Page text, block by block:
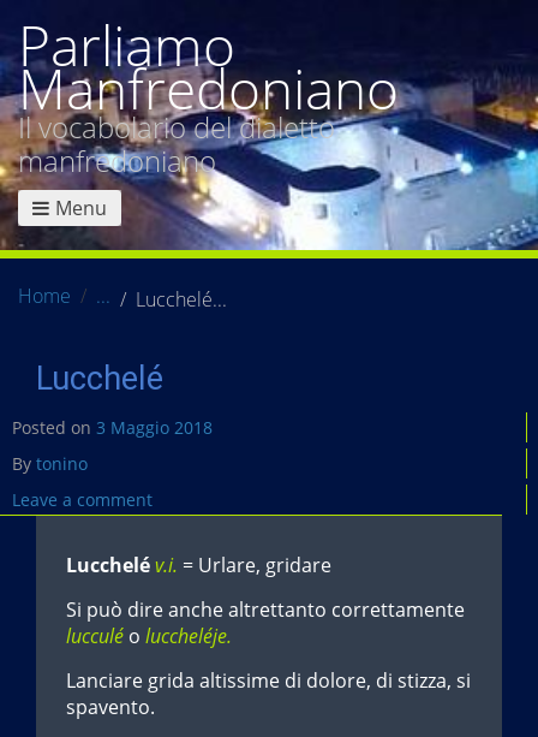
Parliamo
Manfredoniano
Il vocabolario del dialetto
manfredoniano
Menu
Home Lucchelé
Lucchelé
Posted on 3 Maggio 2018
By tonino
Leave a comment
Lucchelév.i. = Urlare, gridare
Si può dire anche altrettanto correttamente
lucculé o luccheléje.
Lanciare grida altissime di dolore, di stizza, si
spavento.